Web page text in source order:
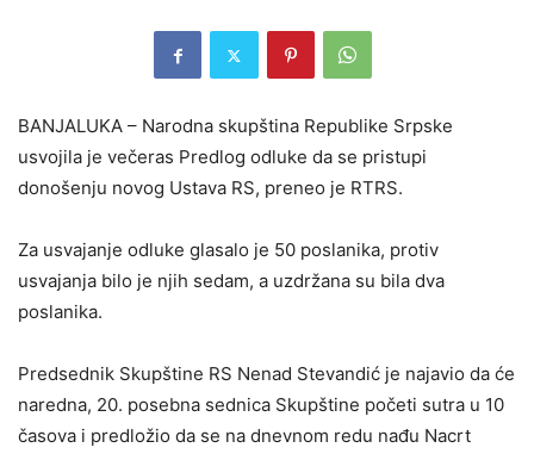
BANJALUKA – Narodna skupština Republike Srpske
usvojila je večeras Predlog odluke da se pristupi
donošenju novog Ustava RS, preneo je RTRS.
Za usvajanje odluke glasalo je 50 poslanika, protiv
usvajanja bilo je njih sedam, a uzdržana su bila dva
poslanika.
Predsednik Skupštine RS Nenad Stevandić je najavio da će
naredna, 20. posebna sednica Skupštine početi sutra u 10
časova i predložio da se na dnevnom redu nađu Nacrt